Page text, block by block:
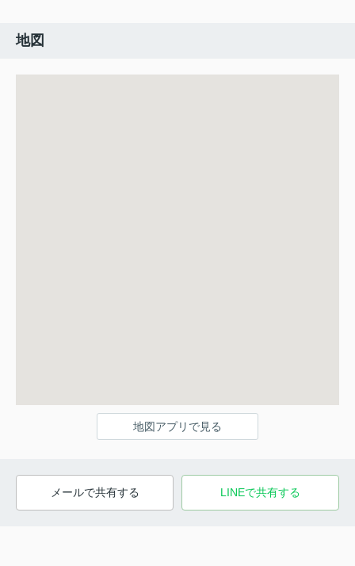
地図
地図アプリで見る
メールで共有する LINEで共有する